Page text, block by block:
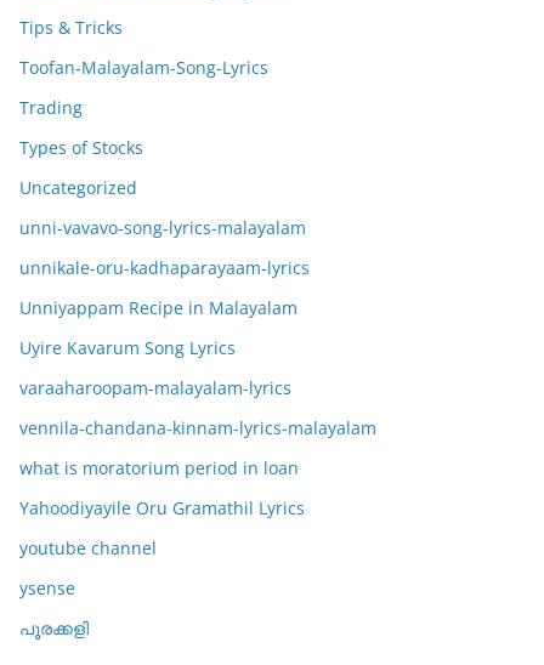
Tips & Tricks
Toofan-Malayalam-Song-Lyrics
Trading
Types of Stocks
Uncategorized
unni-vavavo-song-lyrics-malayalam
unnikale-oru-kadhaparayaam-lyrics
Unniyappam Recipe in Malayalam
Uyire Kavarum Song Lyrics
varaaharoopam-malayalam-lyrics
vennila-chandana-kinnam-lyrics-malayalam
what is moratorium period in loan
Yahoodiyayile Oru Gramathil Lyrics
youtube channel
ysense
പൂരക്കളി